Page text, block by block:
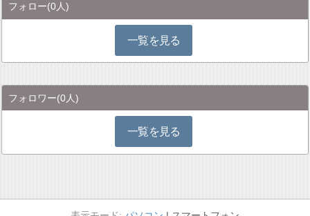
フォロー(0人)
一覧を見る
フォロワー(0人)
一覧を見る